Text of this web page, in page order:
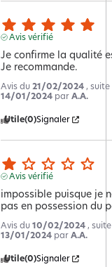
Avis vérifié
Je confirme la qualité
Je recommande.
Avis du 21/02/2024 , suite
14/01/2024 par A.A.
Utile(0)Signaler
Avis vérifié
impossible puisque je
pas en possession du
Avis du 10/02/2024 ,
13/01/2024 par A.A.
Utile(0)Signaler